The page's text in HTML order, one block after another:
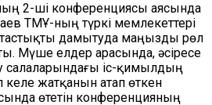
2-ші конференциясы аясында
ТМҰ-ның түркі мемлекеттері
дамытуда маңызды рөл
Мүше елдер арасында, әсіресе
салаларындағы іс-қимылдың
жатқанын атап өткен
өтетін конференцияның